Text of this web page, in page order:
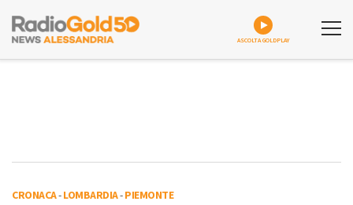
ASCOLTA GOLDPLAY
CRONACA-LOMBARDIA-PIEMONTE